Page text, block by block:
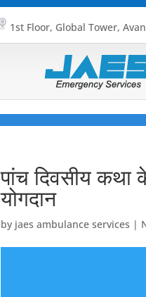
1st Floor, Global Tower,
पांच दिवसीय कथा
योगदान
by jaes ambulance services |